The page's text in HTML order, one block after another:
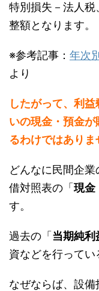
特別損失－法人
整額となります。
※参考記事： 年次
より
したがって、利
いの現金・預金
るわけではありま
どんなに民間企業
借対照表の「 現金
す。
過去の「 当期純利
資などを行ってい
なぜならば、設備